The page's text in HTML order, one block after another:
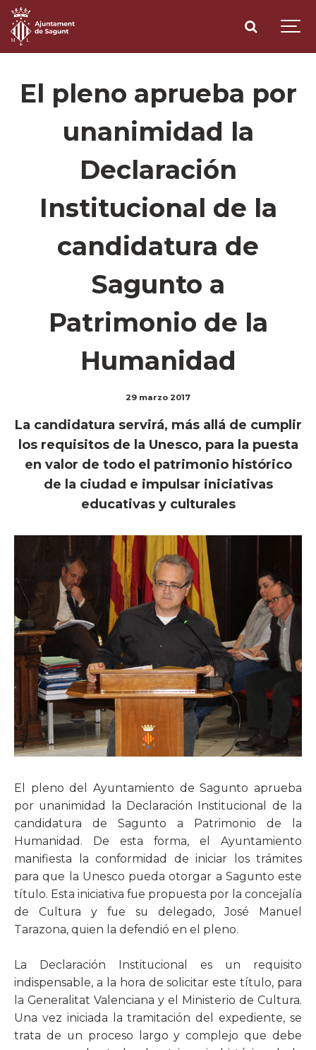
El pleno aprueba por
unanimidad la
Declaración
Institucional de la
candidatura de
Sagunto a
Patrimonio de la
Humanidad
29 marzo 2017
La candidatura servirá, más allá de cumplir
los requisitos de la Unesco, para la puesta
en valor de todo el patrimonio histórico
de la ciudad e impulsar iniciativas
educativas y culturales
​El pleno del Ayuntamiento de Sagunto aprueba
por unanimidad la Declaración Institucional de la
candidatura de Sagunto a Patrimonio de la
Humanidad. De esta forma, el Ayuntamiento
manifiesta la conformidad de iniciar los trámites
para que la Unesco pueda otorgar a Sagunto este
título. Esta iniciativa fue propuesta por la concejalía
de Cultura y fue su delegado, José Manuel
Tarazona, quien la defendió en el pleno.
La Declaración Institucional es un requisito
indispensable, a la hora de solicitar este título, para
la Generalitat Valenciana y el Ministerio de Cultura.
Una vez iniciada la tramitación del expediente, se
trata de un proceso largo y complejo que debe